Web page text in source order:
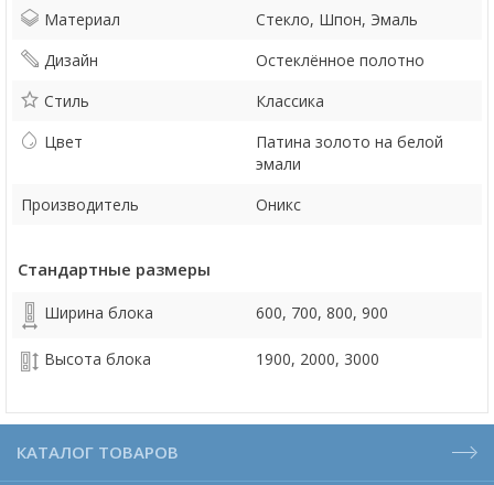
Материал
Стекло, Шпон, Эмаль
Дизайн
Остеклённое полотно
Стиль
Классика
Цвет
Патина золото на белой
эмали
Производитель
Оникс
Стандартные размеры
Ширина блока 600, 700, 800, 900
Высота блока 1900, 2000, 3000
КАТАЛОГ ТОВАРОВ